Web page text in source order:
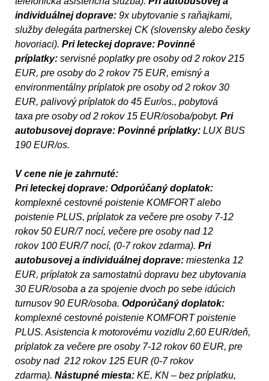
individuálnej doprave: 9x ubytovanie s raňajkami,
služby delegáta partnerskej CK (slovensky alebo česky
hovoriaci). Pri leteckej doprave: Povinné
príplatky: servisné poplatky pre osoby od 2 rokov 215
EUR, pre osoby do 2 rokov 75 EUR, emisný a
environmentálny príplatok pre osoby od 2 rokov 30
EUR, palivový príplatok do 45 Eur/os., pobytová
taxa pre osoby od 2 rokov 15 EUR/osoba/pobyt. Pri
autobusovej doprave: Povinné príplatky: LUX BUS
190 EUR/os.
V cene nie je zahrnuté:
Pri leteckej doprave: Odporúčaný doplatok:
komplexné cestovné poistenie KOMFORT alebo
poistenie PLUS, príplatok za večere pre osoby 7-12
rokov 50 EUR/7 nocí, večere pre osoby nad 12
rokov 100 EUR/7 nocí, (0-7 rokov zdarma). Pri
autobusovej a individuálnej doprave: miestenka 12
EUR, príplatok za samostatnú dopravu bez ubytovania
30 EUR/osoba a za spojenie dvoch po sebe idúcich
turnusov 90 EUR/osoba. Odporúčaný doplatok:
komplexné cestovné poistenie KOMFORT poistenie
PLUS. Asistencia k motorovému vozidlu 2,60 EUR/deň,
príplatok za večere pre osoby 7-12 rokov 60 EUR, pre
osoby nad 212 rokov 125 EUR (0-7 rokov
zdarma). Nástupné miesta: KE, KN – bez príplatku,